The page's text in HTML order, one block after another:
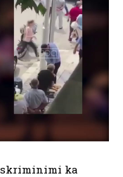
ka